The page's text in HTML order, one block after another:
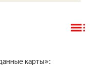
карты»: